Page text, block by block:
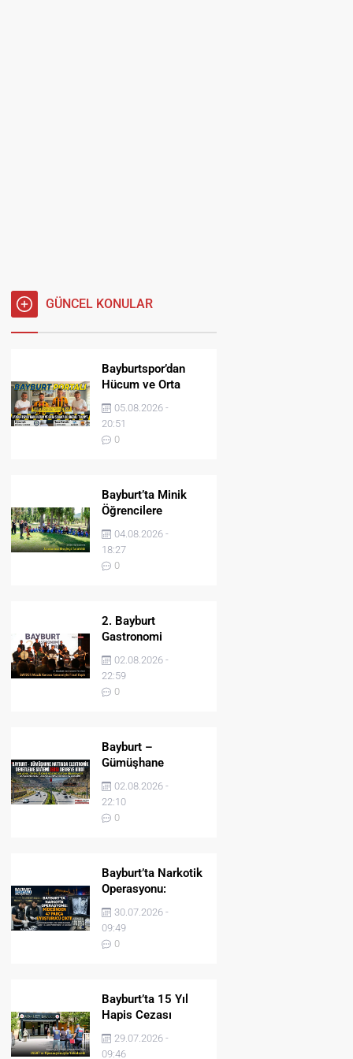
GÜNCEL KONULAR
Bayburtspor’dan
Hücum ve Orta
Sahaya İki Önemli
Takviye
05.08.2026 -
20:51
0
Bayburt’ta Minik
Öğrencilere
Jandarma Mesleği
Tanıtıldı
04.08.2026 -
18:27
0
2. Bayburt
Gastronomi
Festivali BAYDER
Müzik Korosu
Konseriyle Final
Yaptı
02.08.2026 -
22:59
0
Bayburt –
Gümüşhane
Hattında Elektronik
Denetleme Sistemi
(EDS) Devreye Girdi
02.08.2026 -
22:10
0
Bayburt’ta Narkotik
Operasyonu:
Midesinden 47
Parça Uyuşturucu
Çıktı!
30.07.2026 -
09:49
0
Bayburt’ta 15 Yıl
Hapis Cezası
Bulunan Şahıs
JASAT’ın
29.07.2026 -
09:46